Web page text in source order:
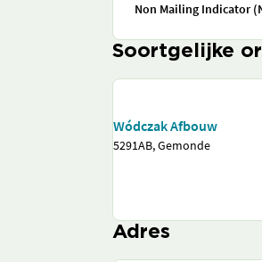
Non Mailing Indicator
Soortgelijke
Wódczak Afbouw
5291AB, Gemonde
Adres